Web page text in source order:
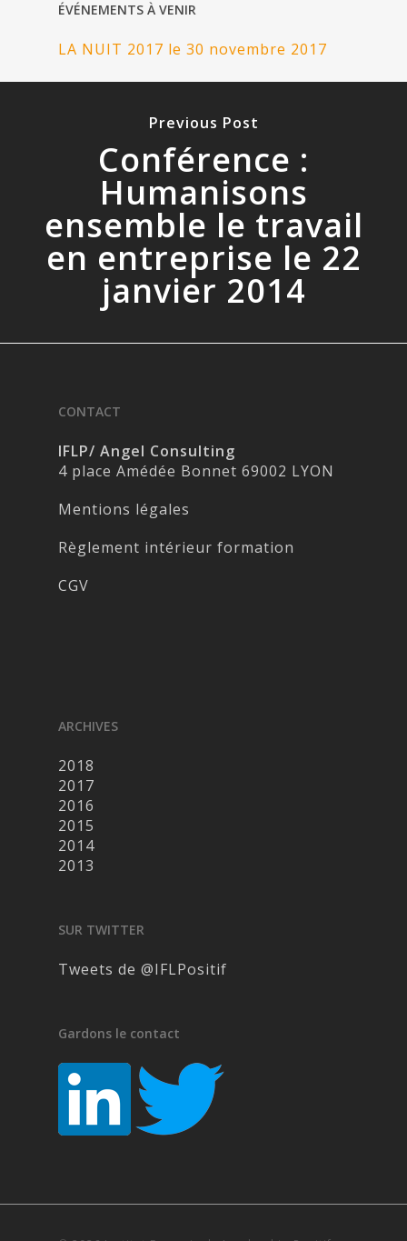
ÉVÉNEMENTS À VENIR
LA NUIT 2017 le 30 novembre 2017
Previous Post
Conférence :
Humanisons
ensemble le travail
en entreprise le 22
janvier 2014
CONTACT
IFLP/ Angel Consulting
4 place Amédée Bonnet 69002 LYON
Mentions légales
Règlement intérieur formation
CGV
ARCHIVES
2018
2017
2016
2015
2014
2013
SUR TWITTER
Tweets de @IFLPositif
Gardons le contact